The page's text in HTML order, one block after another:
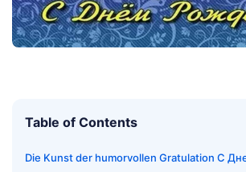
Table of Contents
Die Kunst der humorvollen Gratulation С